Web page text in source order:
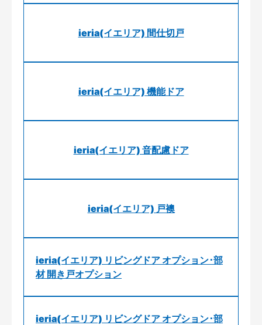
ieria(イエリア) 間仕切戸
ieria(イエリア) 機能ドア
ieria(イエリア) 音配慮ドア
ieria(イエリア) 戸襖
ieria(イエリア) リビングドア オプション･部
材 開き戸オプション
ieria(イエリア) リビングドア オプション･部